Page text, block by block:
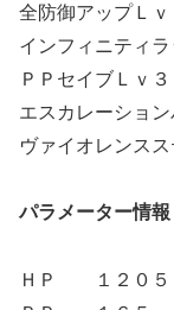
全防御アップＬｖ
インフィニティ
ＰＰセイブＬｖ３
エスカレーション
ヴァイオレンスス
パラメーター情報
ＨＰ １２０５